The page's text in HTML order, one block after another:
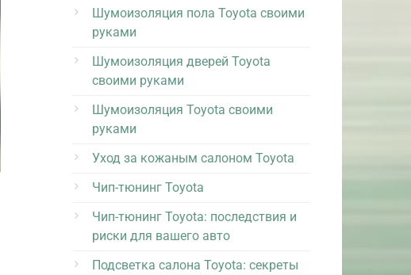
Шумоизоляция пола Toyota своими
руками
Шумоизоляция дверей Toyota
своими руками
Шумоизоляция Toyota своими
руками
Уход за кожаным салоном Toyota
Чип-тюнинг Toyota
Чип-тюнинг Toyota: последствия и
риски для вашего авто
Подсветка салона Toyota: секреты